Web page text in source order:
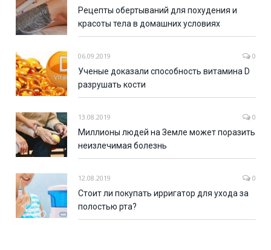
Рецепты обертываний для похудения и
красоты тела в домашних условиях
06.09.2019 0
Ученые доказали способность витамина D
разрушать кости
13.08.2019 0
Миллионы людей на Земле может поразить
неизлечимая болезнь
12.08.2019 0
Стоит ли покупать ирригатор для ухода за
полостью рта?